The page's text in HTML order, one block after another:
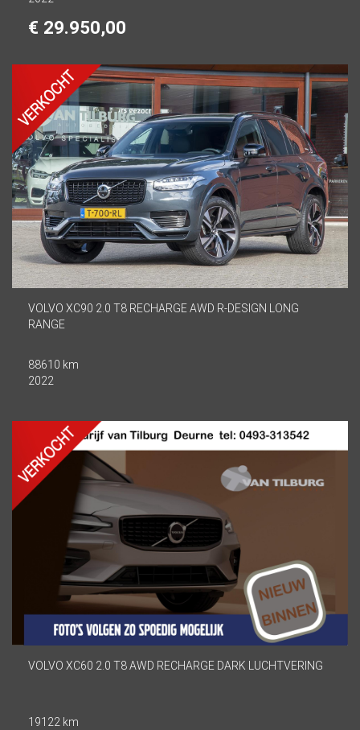
€ 29.950,00
VOLVO XC90 2.0 T8 RECHARGE AWD R-DESIGN LONG
RANGE
88610 km
2022
VOLVO XC60 2.0 T8 AWD RECHARGE DARK LUCHTVERING
19122 km